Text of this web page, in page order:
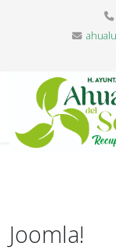
Joomla!